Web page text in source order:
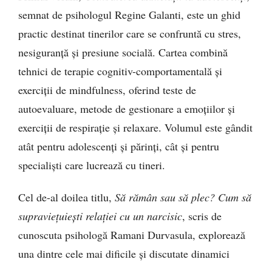
semnat de psihologul Regine Galanti, este un ghid
practic destinat tinerilor care se confruntă cu stres,
nesiguranță și presiune socială. Cartea combină
tehnici de terapie cognitiv-comportamentală și
exerciții de mindfulness, oferind teste de
autoevaluare, metode de gestionare a emoțiilor și
exerciții de respirație și relaxare. Volumul este gândit
atât pentru adolescenți și părinți, cât și pentru
specialiști care lucrează cu tineri.
Cel de-al doilea titlu, Să rămân sau să plec? Cum să
supraviețuiești relației cu un narcisic, scris de
cunoscuta psihologă Ramani Durvasula, explorează
una dintre cele mai dificile și discutate dinamici